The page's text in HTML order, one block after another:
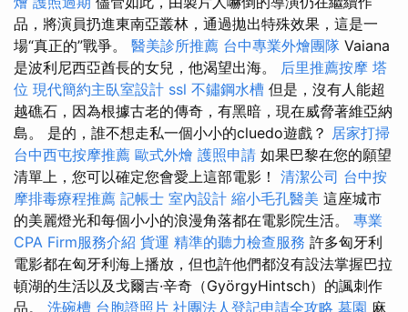
品，將演員扔進東南亞叢林，通過拋出特殊效果，這是一
場“真正的”戰爭。 醫美診所推薦 台中專業外燴團隊 Vaiana
是波利尼西亞酋長的女兒，他渴望出海。 后里推薦按摩 塔
位 現代簡約主臥室設計 ssl 不鏽鋼水槽 但是，沒有人能超
越礁石，因為根據古老的傳奇，有黑暗，現在威脅著維亞納
島。 是的，誰不想走私一個小小的cluedo遊戲？ 居家打掃
台中西屯按摩推薦 歐式外燴 護照申請 如果巴黎在您的願望
清單上，您可以確定您會愛上這部電影！ 清潔公司 台中按
摩排毒療程推薦 記帳士 室內設計 縮小毛孔醫美 這座城市
的美麗燈光和每個小小的浪漫角落都在電影院生活。 專業
CPA Firm服務介紹 貨運 精準的聽力檢查服務 許多匈牙利
電影都在匈牙利海上播放，但也許他們都沒有設法掌握巴拉
頓湖的生活以及戈爾吉·辛奇（GyörgyHintsch）的諷刺作
品。 洗碗槽 台胞證照片 社團法人登記申請全攻略 墓園 麻